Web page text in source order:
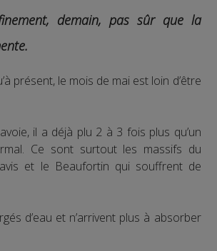
demain, pas sûr que la
présent, le mois de mai est loin d’être
il a déjà plu 2 à 3 fois plus qu’un
Ce sont surtout les massifs du
et le Beaufortin qui souffrent de
d’eau et n’arrivent plus à absorber